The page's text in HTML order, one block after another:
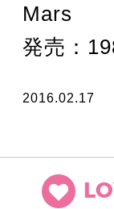
Mars
発売：
2016.02.17